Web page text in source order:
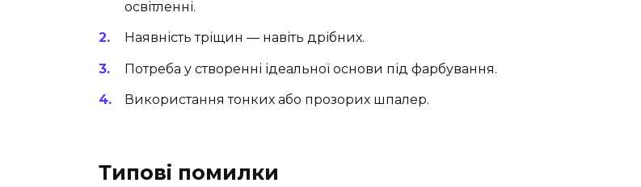
освітленні.
Наявність тріщин — навіть дрібних.
Потреба у створенні ідеальної основи під фарбування.
Використання тонких або прозорих шпалер.
Типові помилки